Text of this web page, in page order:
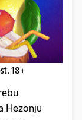
18+
Hezonju